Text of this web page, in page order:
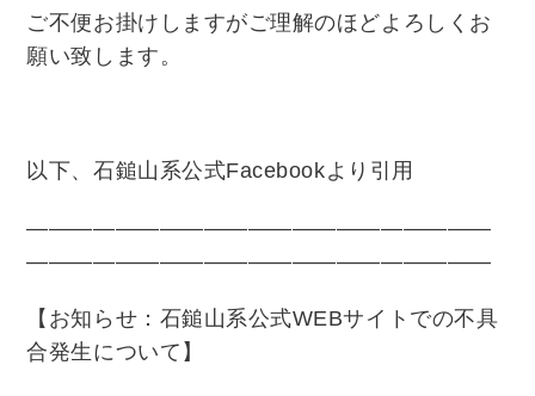
ご不便お掛けしますがご理解のほどよろしくお
願い致します。
以下、石鎚山系公式Facebookより引用
—————————————————————
—————————————————————
【お知らせ：石鎚山系公式WEBサイトでの不具
合発生について】